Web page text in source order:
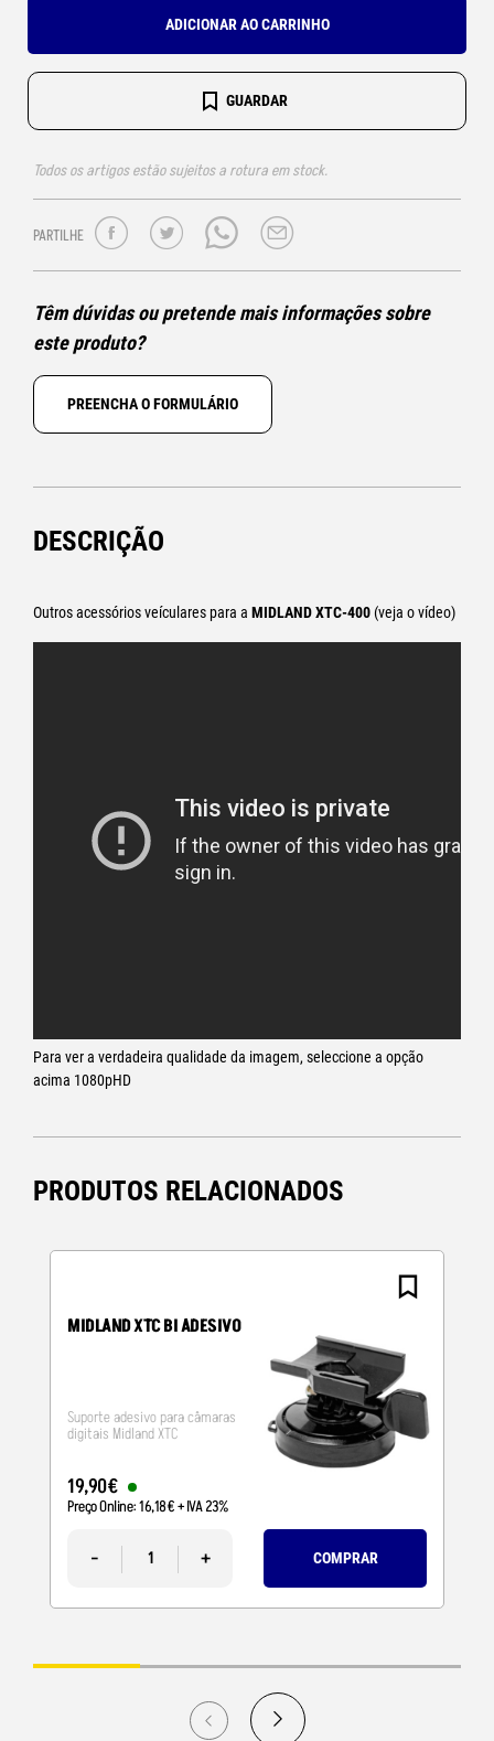
ADICIONAR AO CARRINHO
GUARDAR
Todos os artigos estão sujeitos a rotura em stock.
PARTILHE
Têm dúvidas ou pretende mais informações sobre
este produto?
PREENCHA O FORMULÁRIO
DESCRIÇÃO
Outros acessórios veículares para a MIDLAND XTC-400 (veja o vídeo)
Para ver a verdadeira qualidade da imagem, seleccione a opção
acima 1080pHD
PRODUTOS RELACIONADOS
MIDLAND XTC BI ADESIVO
Suporte adesivo para câmaras
digitais Midland XTC
19,90€
Preço Online:16,18€+ IVA 23%
- + COMPRAR